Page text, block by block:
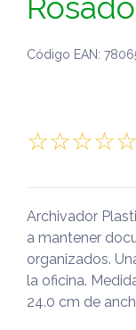
Código EAN:
Archivador
a mantener
organizados.
la oficina.
24.0 cm de